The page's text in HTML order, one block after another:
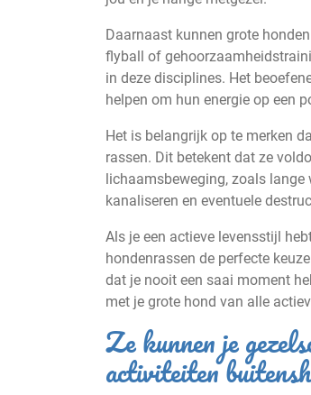
Daarnaast kunnen grote
flyball of
in deze disciplines. Het
helpen om hun energie op een
Het is belangrijk op te merken
rassen. Dit betekent dat ze
lichaamsbeweging, zoals lange
kanaliseren en eventuele
Als je een actieve levensstijl
hondenrassen de perfecte
dat je nooit een saai moment
met je grote hond van alle
Ze kunnen je
activiteiten